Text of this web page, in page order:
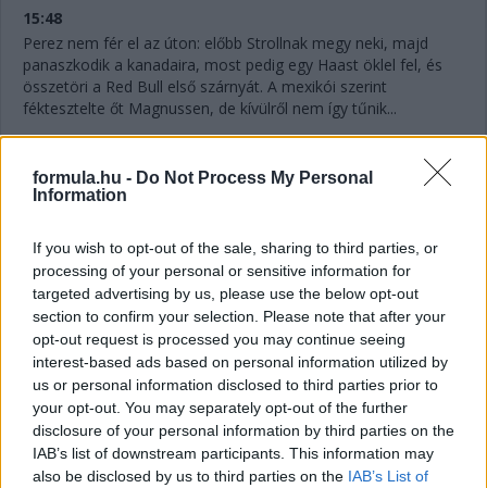
formula.hu - Do Not Process My Personal
Information
If you wish to opt-out of the sale, sharing to third parties, or
processing of your personal or sensitive information for
targeted advertising by us, please use the below opt-out
section to confirm your selection. Please note that after your
opt-out request is processed you may continue seeing
interest-based ads based on personal information utilized by
us or personal information disclosed to third parties prior to
your opt-out. You may separately opt-out of the further
disclosure of your personal information by third parties on the
IAB’s list of downstream participants. This information may
also be disclosed by us to third parties on the IAB’s List of
15:48
Perez nem fér el az úton: előbb Strollnak megy neki, majd
panaszkodik a kanadaira, most pedig egy Haast öklel fel, és
összetöri a Red Bull első szárnyát. A mexikói szerint
féktesztelte őt Magnussen, de kívülről nem így tűnik...
15:48
Hamilton egy másodpercre megközelítette Sainzot, az új
15:47
Sainz és a Ferrari nem tudta megcsinálni: megvolt a
kerékcsere, de Ocon elhúzott a spanyol mellett a
célegyenesben, és megőrizte a pozícióját.
15:46
Ocon is jön a bokszba, de hibázik az Alpine, lassú a csere, 4,2
másodpercig tart - Russell és Hamilton közé, a hetedik helyre
jön vissza. Itt az esély Sainz és a Ferrari előtt!